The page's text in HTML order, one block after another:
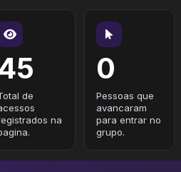
de
na
0
Pessoas que
avancaram
para entrar no
grupo.